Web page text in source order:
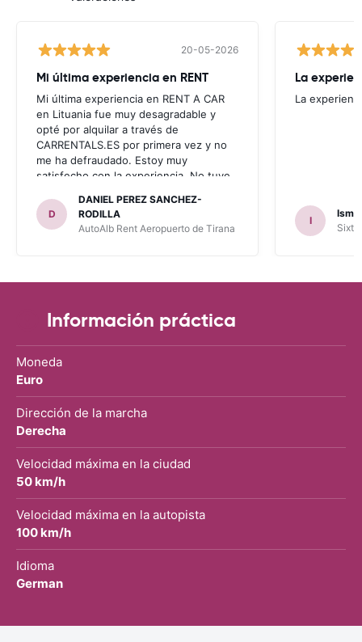
20-05-2026
Mi última experiencia en RENT
Mi última experiencia en RENT A CAR
en Lituania fue muy desagradable y
opté por alquilar a través de
CARRENTALS.ES por primera vez y no
me ha defraudado. Estoy muy
satisfecho con la experiencia. No tuve
invitaron a adquirir un seguro (como
había leído en varios blog). En mis
anteriores viajes nunca había alquilado
con CARRETALS. Muchas gracias.
para ALBANIA
D
DANIEL PEREZ SANCHEZ-
RODILLA
AutoAlb Rent Aeropuerto de Tirana
La
La
I
Sixt
Información práctica
Moneda
Euro
Dirección de la marcha
Derecha
Velocidad máxima en la ciudad
50 km/h
Velocidad máxima en la autopista
100 km/h
Idioma
German